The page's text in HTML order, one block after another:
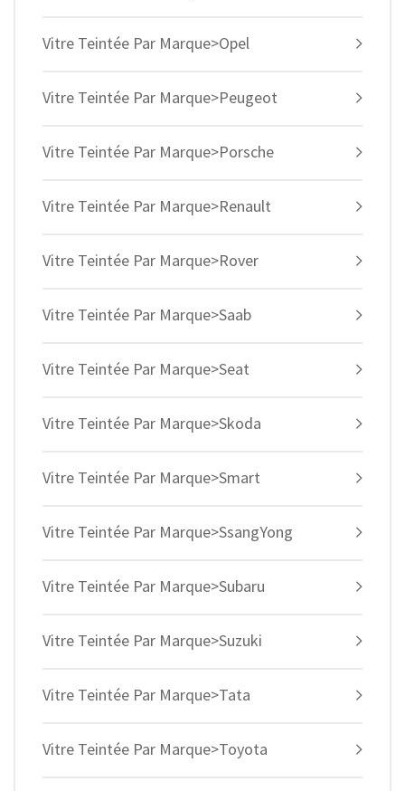
Vitre Teintée Par Marque>Opel
Vitre Teintée Par Marque>Peugeot
Vitre Teintée Par Marque>Porsche
Vitre Teintée Par Marque>Renault
Vitre Teintée Par Marque>Rover
Vitre Teintée Par Marque>Saab
Vitre Teintée Par Marque>Seat
Vitre Teintée Par Marque>Skoda
Vitre Teintée Par Marque>Smart
Vitre Teintée Par Marque>SsangYong
Vitre Teintée Par Marque>Subaru
Vitre Teintée Par Marque>Suzuki
Vitre Teintée Par Marque>Tata
Vitre Teintée Par Marque>Toyota